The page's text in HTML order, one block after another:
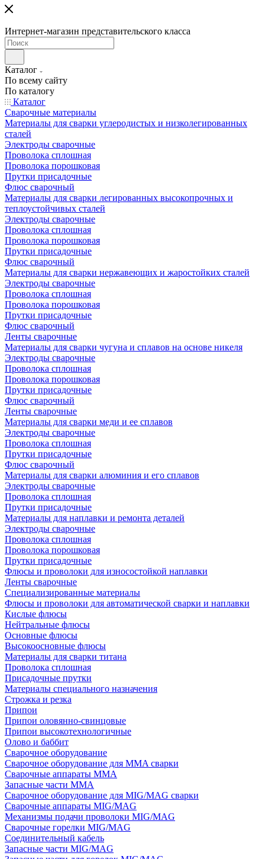
Интернет-магазин представительского класса
Каталог
По всему сайту
По каталогу
Каталог
Сварочные материалы
Материалы для сварки углеродистых и низколегированных
сталей
Электроды сварочные
Проволока сплошная
Проволока порошковая
Прутки присадочные
Флюс сварочный
Материалы для сварки легированных высокопрочных и
теплоустойчивых сталей
Электроды сварочные
Проволока сплошная
Проволока порошковая
Прутки присадочные
Флюс сварочный
Материалы для сварки нержавеющих и жаростойких сталей
Электроды сварочные
Проволока сплошная
Проволока порошковая
Прутки присадочные
Флюс сварочный
Ленты сварочные
Материалы для сварки чугуна и сплавов на основе никеля
Электроды сварочные
Проволока сплошная
Проволока порошковая
Прутки присадочные
Флюс сварочный
Ленты сварочные
Материалы для сварки меди и ее сплавов
Электроды сварочные
Проволока сплошная
Прутки присадочные
Флюс сварочный
Материалы для сварки алюминия и его сплавов
Электроды сварочные
Проволока сплошная
Прутки присадочные
Материалы для наплавки и ремонта деталей
Электроды сварочные
Проволока сплошная
Проволока порошковая
Прутки присадочные
Флюсы и проволоки для износостойкой наплавки
Ленты сварочные
Специализированные материалы
Флюсы и проволоки для автоматической сварки и наплавки
Кислые флюсы
Нейтральные флюсы
Основные флюсы
Высокоосновные флюсы
Материалы для сварки титана
Проволока сплошная
Присадочные прутки
Материалы специального назначения
Строжка и резка
Припои
Припои оловянно-свинцовые
Припои высокотехнологичные
Олово и баббит
Сварочное оборудование
Сварочное оборудование для MMA сварки
Сварочные аппараты MMA
Запасные части MMA
Сварочное оборудование для MIG/MAG сварки
Сварочные аппараты MIG/MAG
Механизмы подачи проволоки MIG/MAG
Сварочные горелки MIG/MAG
Соединительный кабель
Запасные части MIG/MAG